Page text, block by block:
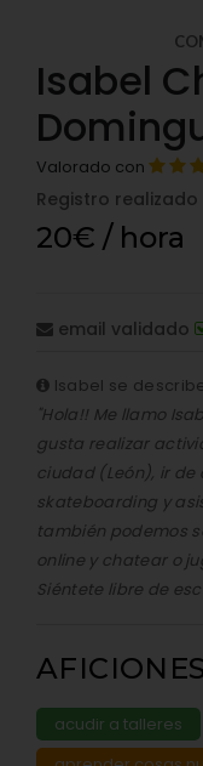
Isabel
Valorado con
Registro realizado
20€ / hora
email validado
Isabel se
"Hola!! Me llamo
gusta realizar
ciudad (León), ir
skateboarding y
también podemos
online y chatear o
Siéntete libre de
AFICIONES
acudir a talleres